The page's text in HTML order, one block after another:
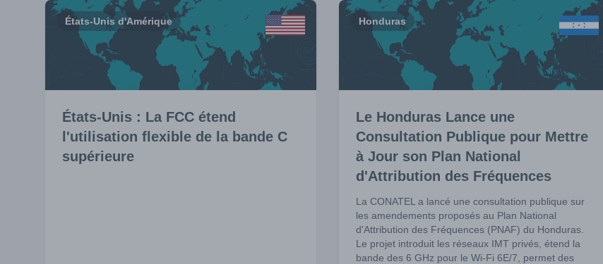
États-Unis d'Amérique
États-Unis : La FCC étend
l'utilisation flexible de la bande C
supérieure
Honduras
Le Honduras Lance une
Consultation Publique pour Mettre
à Jour son Plan National
d'Attribution des Fréquences
La CONATEL a lancé une consultation publique sur
les amendements proposés au Plan National
d'Attribution des Fréquences (PNAF) du Honduras.
Le projet introduit les réseaux IMT privés, étend la
bande des 6 GHz pour le Wi-Fi 6E/7, permet des